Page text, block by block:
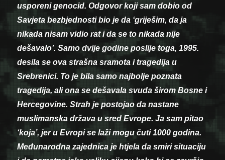
usporeni genocid. Odgovor koji sam dobio od
Savjeta bezbjednosti bio je da ‘griješim, da ja
nikada nisam vidio rat i da se to nikada nije
dešavalo’. Samo dvije godine poslije toga, 1995.
desila se ova strašna sramota i tragedija u
Srebrenici. To je bila samo najbolje poznata
tragedija, ali ona se dešavala svuda širom Bosne i
Hercegovine. Strah je postojao da nastane
muslimanska država u sred Evrope. Ja sam pitao
‘koja’, jer u Evropi se laži mogu čuti 1000 godina.
Međunarodna zajednica je htjela da smiri situaciju